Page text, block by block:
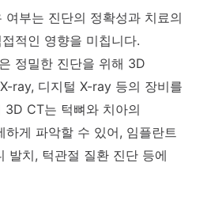
여부는 진단의 정확성과 치료의
적인 영향을 미칩니다.
정밀한 진단을 위해 3D
ray, 디지털 X-ray 등의 장비를
3D CT는 턱뼈와 치아의
하게 파악할 수 있어, 임플란트
발치, 턱관절 질환 진단 등에